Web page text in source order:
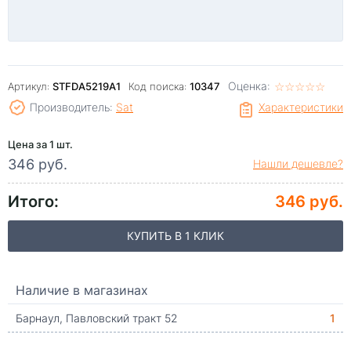
Артикул: STFDA5219A1 Код поиска: 10347 Оценка: ☆☆☆☆☆
★★★★★
Характеристики
Производитель: Sat
Цена за 1 шт.
346 руб. Нашли дешевле?
Итого: 346 руб.
КУПИТЬ В 1 КЛИК
Наличие в магазинах
Барнаул, Павловский тракт 52
1